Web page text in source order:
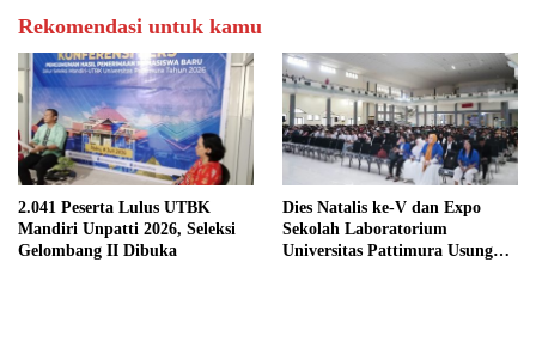
Rekomendasi untuk kamu
2.041 Peserta Lulus UTBK
Mandiri Unpatti 2026, Seleksi
Gelombang II Dibuka
Dies Natalis ke-V dan Expo
Sekolah Laboratorium
Universitas Pattimura Usung